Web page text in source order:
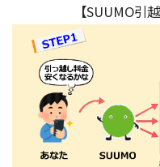
【SUUMO引